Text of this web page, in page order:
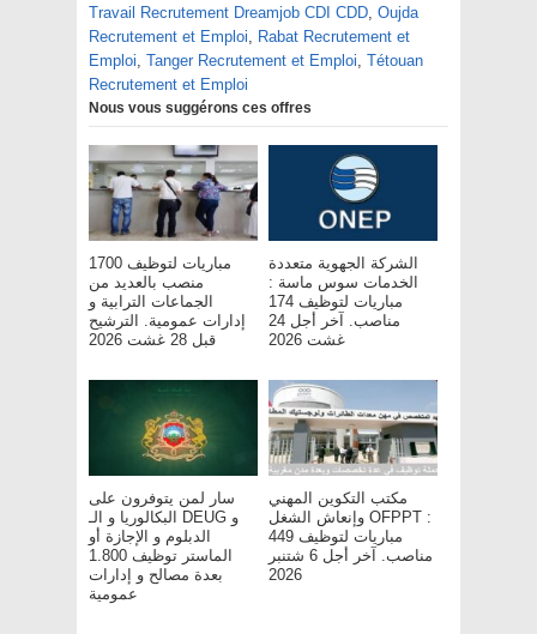
Travail Recrutement Dreamjob CDI CDD, Oujda
Recrutement et Emploi, Rabat Recrutement et
Emploi, Tanger Recrutement et Emploi, Tétouan
Recrutement et Emploi
Nous vous suggérons ces offres
مباريات لتوظيف 1700
منصب بالعديد من
الجماعات الترابية و
إدارات عمومية. الترشيح
قبل 28 غشت 2026
الشركة الجهوية متعددة
الخدمات سوس ماسة :
مباريات لتوظيف 174
مناصب. آخر أجل 24
غشت 2026
سار لمن يتوفرون على
البكالوريا و الـ DEUG و
الدبلوم و الإجازة أو
الماستر توظيف 1.800
بعدة مصالح و إدارات
عمومية
مكتب التكوين المهني
وإنعاش الشغل OFPPT :
مباريات لتوظيف 449
مناصب. آخر أجل 6 شتنبر
2026